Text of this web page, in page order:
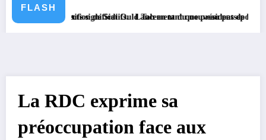
FLASH
législatifs significatifs.
à l’élection de Sidi Ould Tah en tant que président de la Banque
Lancement du nouveau passeport
La RDC exprime sa
préoccupation face aux